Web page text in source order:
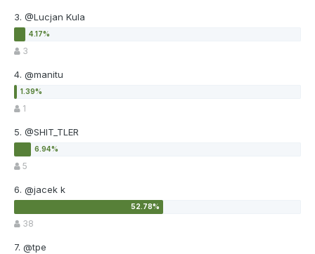
3. @Lucjan Kula
3
4. @manitu
1
5. @SHIT_TLER
5
6. @jacek k
38
7. @tpe